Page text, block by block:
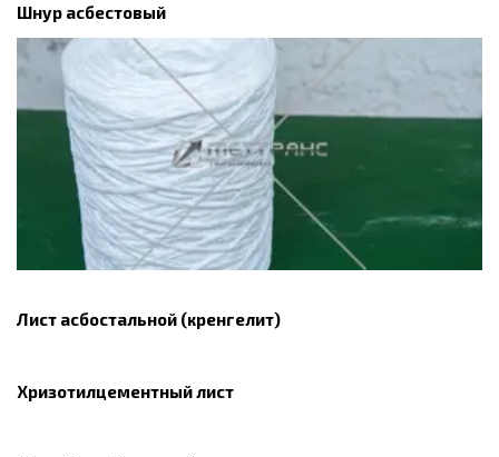
Шнур асбестовый
Лист асбостальной (кренгелит)
Хризотилцементный лист